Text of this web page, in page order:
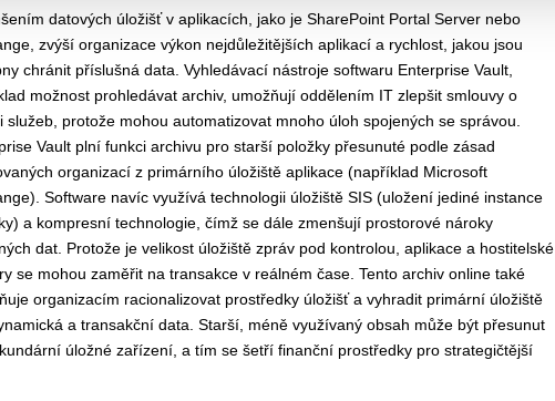
datových úložišť v aplikacích, jako je SharePoint Portal Server nebo
zvýší organizace výkon nejdůležitějších aplikací a rychlost, jakou jsou
chránit příslušná data. Vyhledávací nástroje softwaru Enterprise Vault,
možnost prohledávat archiv, umožňují oddělením IT zlepšit smlouvy o
služeb, protože mohou automatizovat mnoho úloh spojených se správou.
Vault plní funkci archivu pro starší položky přesunuté podle zásad
organizací z primárního úložiště aplikace (například Microsoft
Software navíc využívá technologii úložiště SIS (uložení jediné instance
a kompresní technologie, čímž se dále zmenšují prostorové nároky
dat. Protože je velikost úložiště zpráv pod kontrolou, aplikace a hostitelské
se mohou zaměřit na transakce v reálném čase. Tento archiv online také
organizacím racionalizovat prostředky úložišť a vyhradit primární úložiště
a transakční data. Starší, méně využívaný obsah může být přesunut
úložné zařízení, a tím se šetří finanční prostředky pro strategičtější